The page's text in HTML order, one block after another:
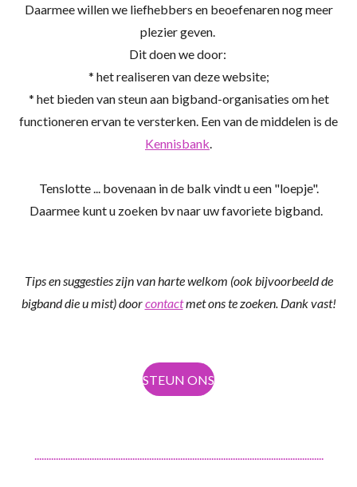
Daarmee willen we liefhebbers en beoefenaren nog meer
plezier geven.
Dit doen we door:
* het realiseren van deze website;
* het bieden van steun aan bigband-organisaties om het
functioneren ervan te versterken. Een van de middelen is de
Kennisbank.
Tenslotte ... bovenaan in de balk vindt u een "loepje".
Daarmee kunt u zoeken bv naar uw favoriete bigband.
Tips en suggesties zijn van harte welkom (ook bijvoorbeeld de
bigband die u mist) doorcontactmet ons te zoeken. Dank vast!
STEUN ONS
.........................................................................................................................